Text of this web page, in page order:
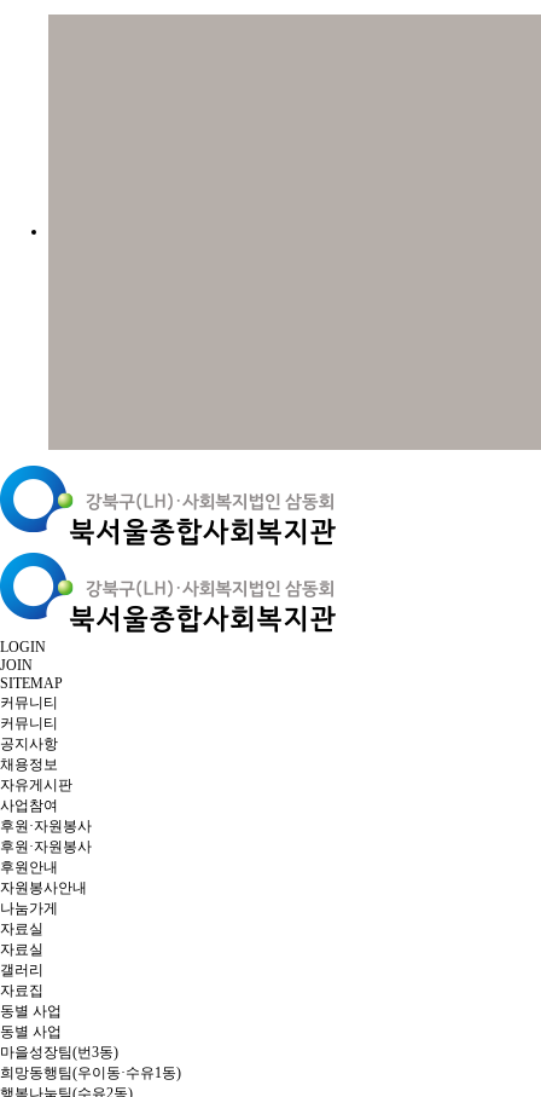
LOGIN
JOIN
SITEMAP
커뮤니티
커뮤니티
공지사항
채용정보
자유게시판
사업참여
후원·자원봉사
후원·자원봉사
후원안내
자원봉사안내
나눔가게
자료실
자료실
갤러리
자료집
동별 사업
동별 사업
마을성장팀(번3동)
희망동행팀(우이동·수유1동)
행복나눔팀(수유2동)